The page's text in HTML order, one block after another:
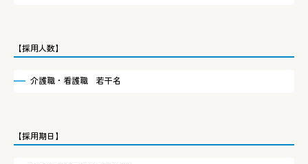
【採用人数】
介護職・看護職 若干名
【採用期日】